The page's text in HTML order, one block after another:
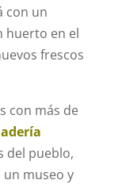
con un
huerto en el
frescos
con más de
del pueblo,
un museo y